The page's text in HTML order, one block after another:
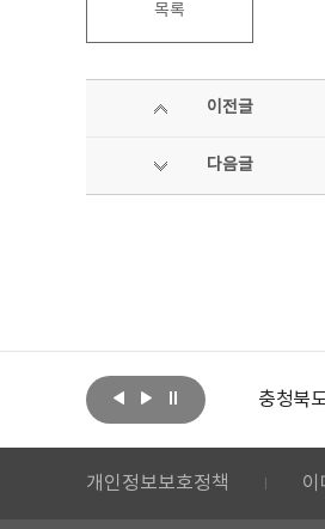
목록
이전글
다음글
문화체육관광부 충청북
개인정보보호정책 이